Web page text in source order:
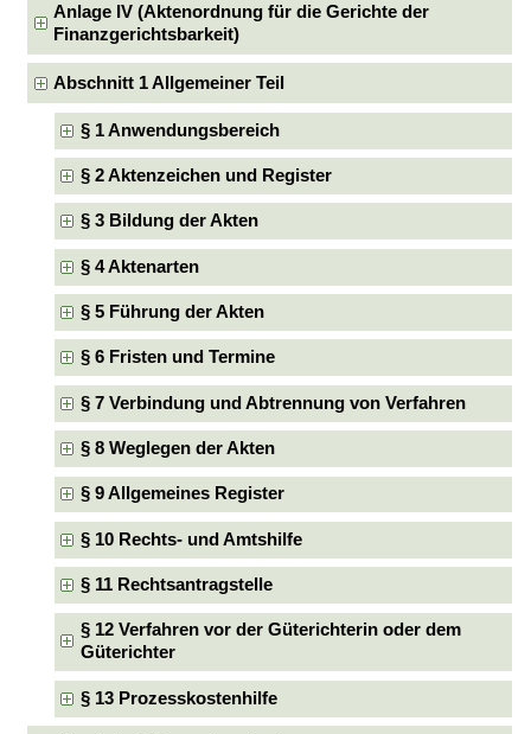
Anlage IV (Aktenordnung für die Gerichte der
Finanzgerichtsbarkeit)
Abschnitt 1 Allgemeiner Teil
§ 1 Anwendungsbereich
§ 2 Aktenzeichen und Register
§ 3 Bildung der Akten
§ 4 Aktenarten
§ 5 Führung der Akten
§ 6 Fristen und Termine
§ 7 Verbindung und Abtrennung von Verfahren
§ 8 Weglegen der Akten
§ 9 Allgemeines Register
§ 10 Rechts- und Amtshilfe
§ 11 Rechtsantragstelle
§ 12 Verfahren vor der Güterichterin oder dem
Güterichter
§ 13 Prozesskostenhilfe